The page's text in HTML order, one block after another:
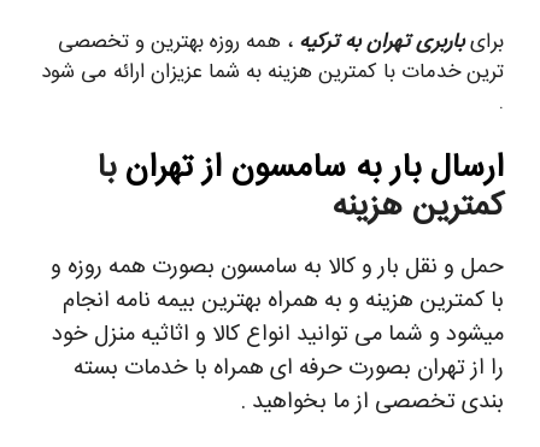
برایباربری تهران به ترکیه ، همه روزه بهترین و تخصصی
ترین خدمات با کمترین هزینه به شما عزیزان ارائه می شود
.
ارسال بار به سامسون از تهرانبا
کمترین هزینه
حمل و نقل بار و کالا به سامسون بصورت همه روزه و
با کمترین هزینه و به همراه بهترین بیمه نامه انجام
میشود و شما می توانید انواع کالا و اثاثیه منزل خود
را از تهران بصورت حرفه ای همراه با خدمات بسته
بندی تخصصی از ما بخواهید .